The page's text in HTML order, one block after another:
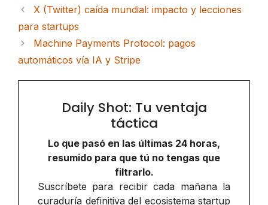
X (Twitter) caída mundial: impacto y lecciones
para startups
Machine Payments Protocol: pagos
automáticos vía IA y Stripe
Daily Shot: Tu ventaja
táctica
Lo que pasó en las últimas 24 horas,
resumido para que tú no tengas que
filtrarlo.
Suscríbete para recibir cada mañana la
curaduría definitiva del ecosistema startup